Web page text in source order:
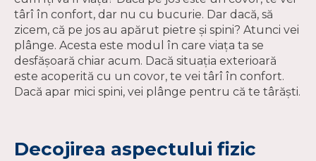
târî în confort, dar nu cu bucurie. Dar dacă, să
zicem, că pe jos au apărut pietre și spini? Atunci vei
plânge. Acesta este modul în care viața ta se
desfășoară chiar acum. Dacă situația exterioară
este acoperită cu un covor, te vei târî în confort.
Dacă apar mici spini, vei plânge pentru că te târăști.
Decojirea aspectului fizic